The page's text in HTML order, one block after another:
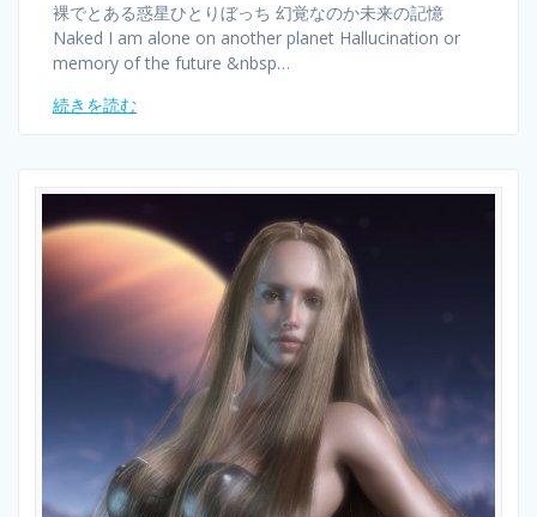
裸でとある惑星ひとりぼっち 幻覚なのか未来の記憶
Naked I am alone on another planet Hallucination or
memory of the future &nbsp…
続きを読む